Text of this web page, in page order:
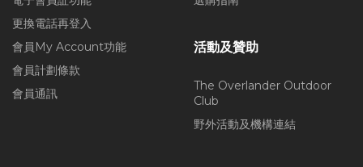
更換電話再登入
會員My Account功能
會員計劃條款
會員通訊
活動及贊助
The Overlander Outdoor
Club
野外活動及機構連結